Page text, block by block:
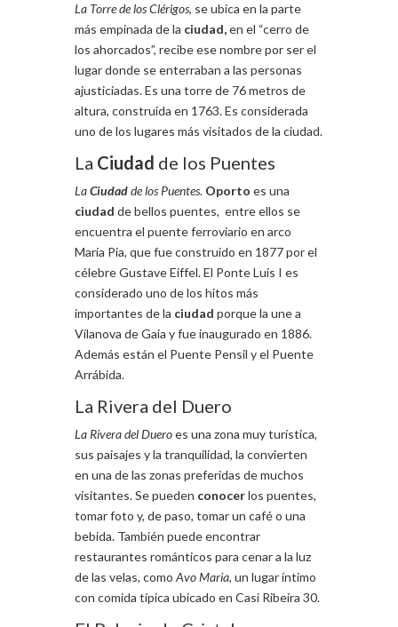
La Torre de los Clérigos, se ubica en la parte
más empinada de la ciudad,en el “cerro de
los ahorcados”, recibe ese nombre por ser el
lugar donde se enterraban a las personas
ajusticiadas. Es una torre de 76 metros de
altura, construida en 1763. Es considerada
uno de los lugares más visitados de la ciudad.
La Ciudad de los Puentes
LaCiudadde los Puentes. Oporto es una
ciudad de bellos puentes, entre ellos se
encuentra el puente ferroviario en arco
María Pia, que fue construido en 1877 por el
célebre Gustave Eiffel. El Ponte Luis I es
considerado uno de los hitos más
importantes de la ciudad porque la une a
Vilanova de Gaia y fue inaugurado en 1886.
Además están el Puente Pensil y el Puente
Arrábida.
La Rivera del Duero
La Rivera del Dueroes una zona muy turística,
sus paisajes y la tranquilidad, la convierten
en una de las zonas preferidas de muchos
visitantes. Se pueden conocerlos puentes,
tomar foto y, de paso, tomar un café o una
bebida. También puede encontrar
restaurantes románticos para cenar a la luz
de las velas, comoAvo Maria, un lugar íntimo
con comida típica ubicado en Casi Ribeira 30.